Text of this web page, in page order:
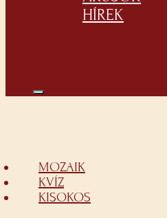
HÍREK
MOZAIK
KVÍZ
KISOKOS